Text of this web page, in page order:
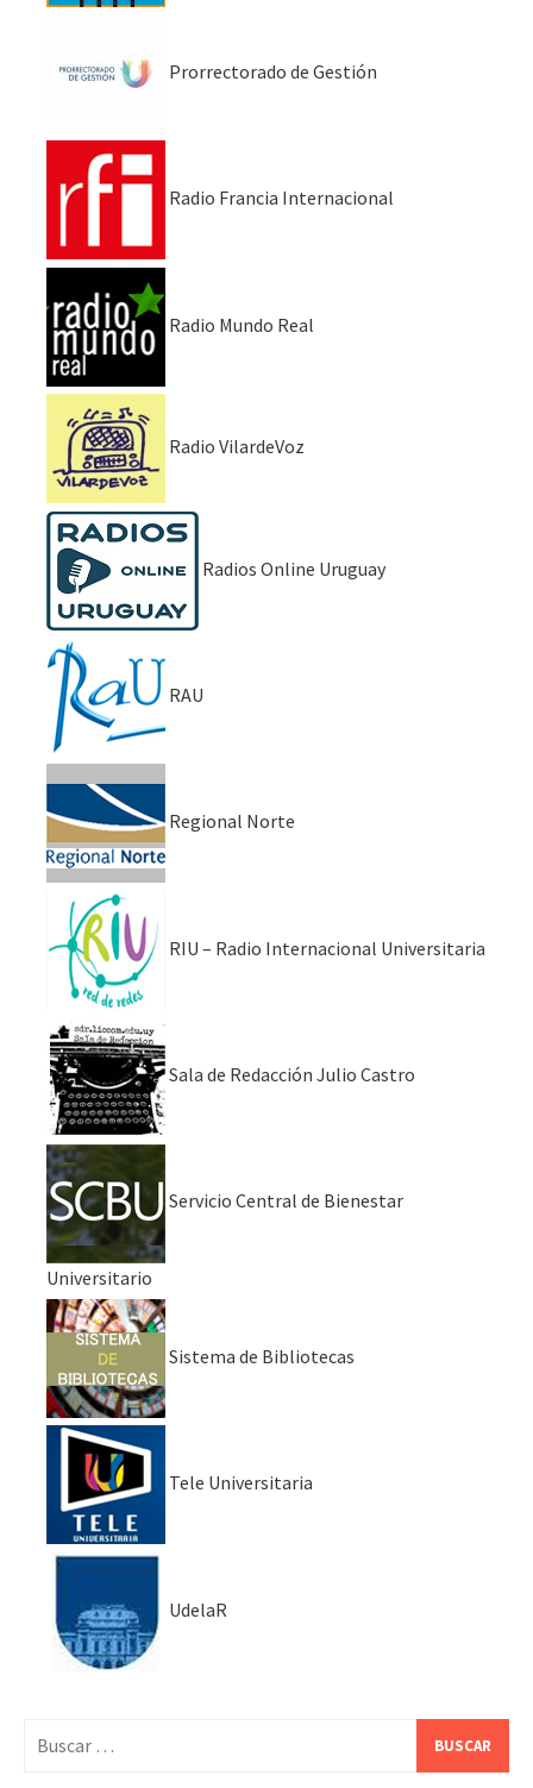
Prorrectorado de Gestión
Radio Francia Internacional
Radio Mundo Real
Radio VilardeVoz
Radios Online Uruguay
RAU
Regional Norte
RIU – Radio Internacional Universitaria
Sala de Redacción Julio Castro
Servicio Central de Bienestar
Universitario
Sistema de Bibliotecas
Tele Universitaria
UdelaR